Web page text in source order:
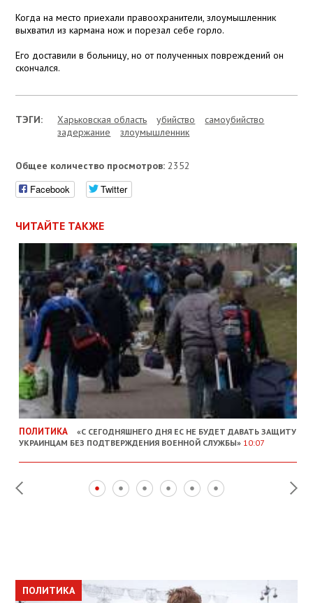
Когда на место приехали правоохранители, злоумышленник
выхватил из кармана нож и порезал себе горло.
Его доставили в больницу, но от полученных повреждений он
скончался.
ТЭГИ: Харьковская область убийство
самоубийство
задержание
злоумышленник
Общее количество просмотров: 2352
Facebook Twitter
ЧИТАЙТЕ ТАКЖЕ
ПОЛИТИКА
«С СЕГОДНЯШНЕГО ДНЯ ЕС НЕ БУДЕТ ДАВАТЬ ЗАЩИТУ
УКРАИНЦАМ БЕЗ ПОДТВЕРЖДЕНИЯ ВОЕННОЙ СЛУЖБЫ» 10:07
ПОЛИТИКА
ПОЛИТИКА
ОБЩЕСТВО
ПОЛИТИКА
ЭКОНОМИКА